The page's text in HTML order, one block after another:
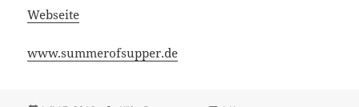
Webseite
www.summerofsupper.de